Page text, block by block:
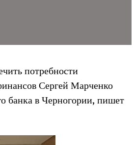
потребности
Сергей Марченко
банка в Черногории, пишет